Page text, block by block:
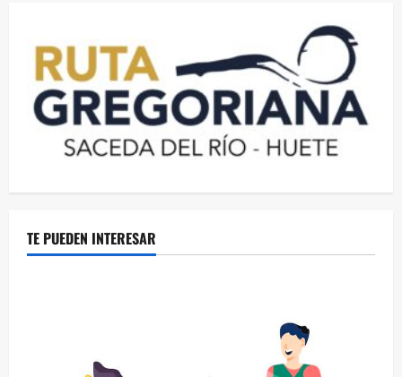
TE PUEDEN INTERESAR